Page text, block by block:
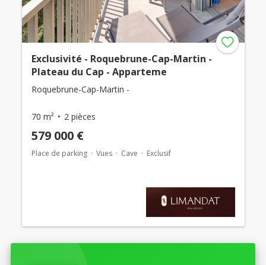
Exclusivité - Roquebrune-Cap-Martin -
Plateau du Cap - Apparteme
Roquebrune-Cap-Martin -
70 m² 2 pièces
579 000 €
Place de parking Vues Cave Exclusif